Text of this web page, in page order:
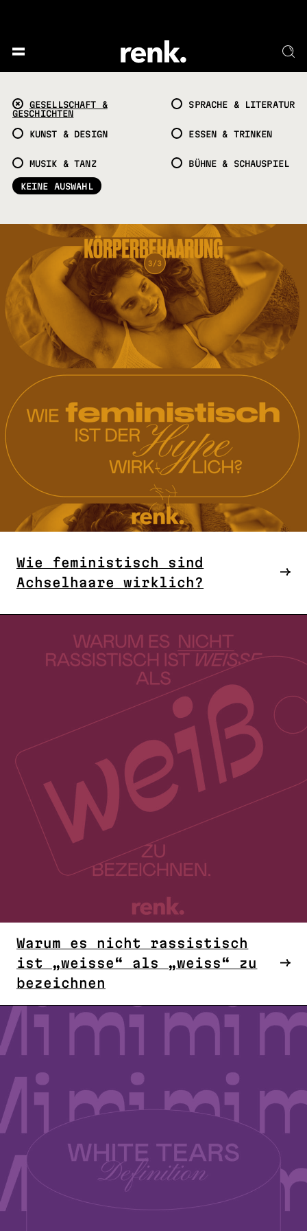
GESELLSCHAFT &
GESCHICHTEN
KUNST & DESIGN
MUSIK & TANZ
SPRACHE & LITERATUR
ESSEN & TRINKEN
BÜHNE & SCHAUSPIEL
KEINE AUSWAHL
Wie feministisch sind
Achselhaare wirklich?
Warum es nicht rassistisch
ist „weisse“ als „weiss“ zu
bezeichnen